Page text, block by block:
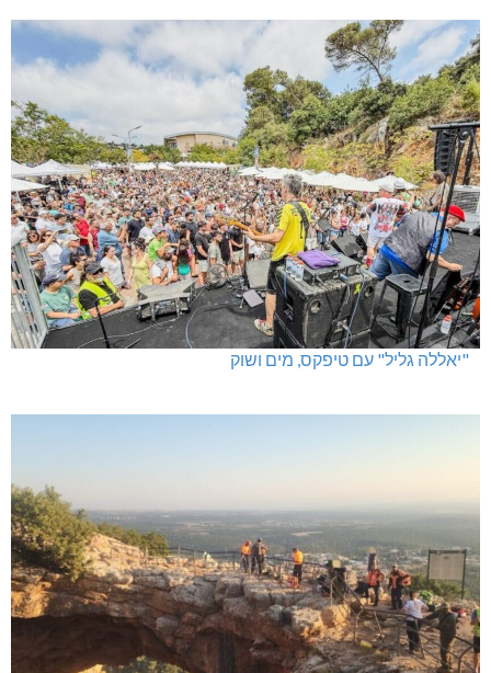
"יאללה גליל" עם טיפקס, מים ושוק